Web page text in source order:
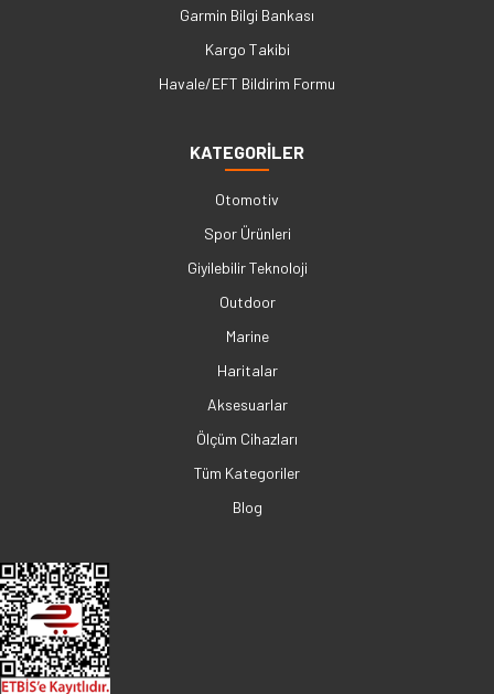
Garmin Bilgi Bankası
Kargo Takibi
Havale/EFT Bildirim Formu
KATEGORİLER
Otomotiv
Spor Ürünleri
Giyilebilir Teknoloji
Outdoor
Marine
Haritalar
Aksesuarlar
Ölçüm Cihazları
Tüm Kategoriler
Blog